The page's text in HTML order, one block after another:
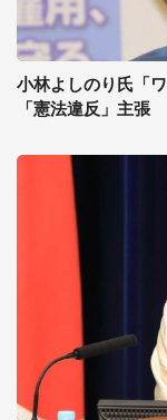
小林よしのり氏「
「憲法違反」主張